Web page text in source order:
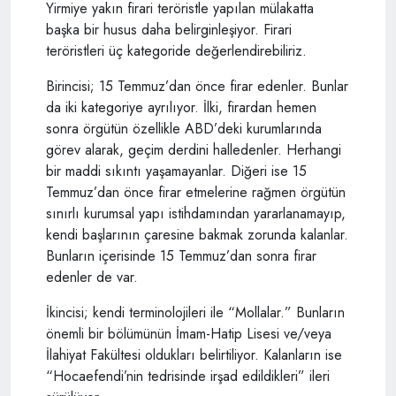
Yirmiye yakın firari teröristle yapılan mülakatta
başka bir husus daha belirginleşiyor. Firari
teröristleri üç kategoride değerlendirebiliriz.
Birincisi; 15 Temmuz’dan önce firar edenler. Bunlar
da iki kategoriye ayrılıyor. İlki, firardan hemen
sonra örgütün özellikle ABD’deki kurumlarında
görev alarak, geçim derdini halledenler. Herhangi
bir maddi sıkıntı yaşamayanlar. Diğeri ise 15
Temmuz’dan önce firar etmelerine rağmen örgütün
sınırlı kurumsal yapı istihdamından yararlanamayıp,
kendi başlarının çaresine bakmak zorunda kalanlar.
Bunların içerisinde 15 Temmuz’dan sonra firar
edenler de var.
İkincisi; kendi terminolojileri ile “Mollalar.” Bunların
önemli bir bölümünün İmam-Hatip Lisesi ve/veya
İlahiyat Fakültesi oldukları belirtiliyor. Kalanların ise
“Hocaefendi’nin tedrisinde irşad edildikleri” ileri